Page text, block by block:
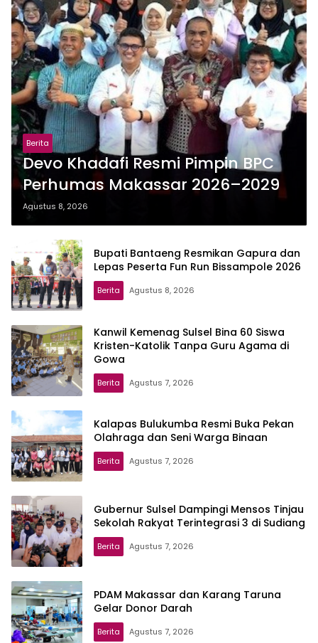
Berita
Devo Khadafi Resmi Pimpin BPC
Perhumas Makassar 2026–2029
Agustus 8, 2026
Bupati Bantaeng Resmikan Gapura dan
Lepas Peserta Fun Run Bissampole 2026
Berita Agustus 8, 2026
Kanwil Kemenag Sulsel Bina 60 Siswa
Kristen-Katolik Tanpa Guru Agama di
Gowa
Berita Agustus 7, 2026
Kalapas Bulukumba Resmi Buka Pekan
Olahraga dan Seni Warga Binaan
Berita Agustus 7, 2026
Gubernur Sulsel Dampingi Mensos Tinjau
Sekolah Rakyat Terintegrasi 3 di Sudiang
Berita Agustus 7, 2026
PDAM Makassar dan Karang Taruna
Gelar Donor Darah
Berita Agustus 7, 2026